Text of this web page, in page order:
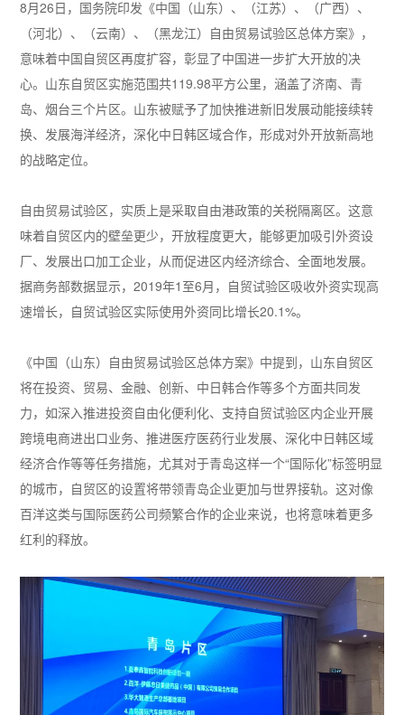
8月26日，国务院印发《中国（山东）、（江苏）、（广西）、
（河北）、（云南）、（黑龙江）自由贸易试验区总体方案》，
意味着中国自贸区再度扩容，彰显了中国进一步扩大开放的决
心。山东自贸区实施范围共119.98平方公里，涵盖了济南、青
岛、烟台三个片区。山东被赋予了加快推进新旧发展动能接续转
换、发展海洋经济，深化中日韩区域合作，形成对外开放新高地
的战略定位。
自由贸易试验区，实质上是采取自由港政策的关税隔离区。这意
味着自贸区内的壁垒更少，开放程度更大，能够更加吸引外资设
厂、发展出口加工企业，从而促进区内经济综合、全面地发展。
据商务部数据显示，2019年1至6月，自贸试验区吸收外资实现高
速增长，自贸试验区实际使用外资同比增长20.1%。
《中国（山东）自由贸易试验区总体方案》中提到，山东自贸区
将在投资、贸易、金融、创新、中日韩合作等多个方面共同发
力，如深入推进投资自由化便利化、支持自贸试验区内企业开展
跨境电商进出口业务、推进医疗医药行业发展、深化中日韩区域
经济合作等等任务措施，尤其对于青岛这样一个“国际化”标签明显
的城市，自贸区的设置将带领青岛企业更加与世界接轨。这对像
百洋这类与国际医药公司频繁合作的企业来说，也将意味着更多
红利的释放。